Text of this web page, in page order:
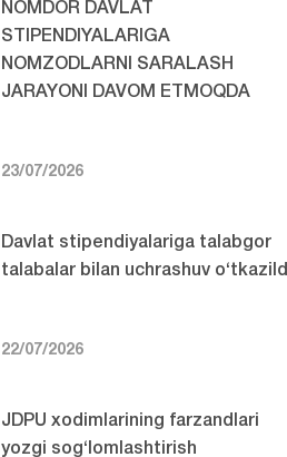
NOMDOR DAVLAT
STIPENDIYALARIGA
NOMZODLARNI SARALASH
JARAYONI DAVOM ETMOQDA
23/07/2026
Davlat stipendiyalariga talabgor
talabalar bilan uchrashuv o‘tkazildi
22/07/2026
JDPU xodimlarining farzandlari
yozgi sog‘lomlashtirish